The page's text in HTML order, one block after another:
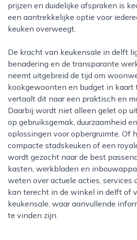
prijzen en duidelijke afspraken is
een aantrekkelijke optie voor
keuken overweegt.
De kracht van keukensale in delft ligt in de persoonlijke
benadering en de transparante
neemt uitgebreid de tijd om
kookgewoonten en budget in kaart
vertaalt dit naar een praktisch en
Daarbij wordt niet alleen gelet op
op gebruiksgemak, duurzaamheid
oplossingen voor opbergruimte. Of
compacte stadskeuken of een
wordt gezocht naar de best
kasten, werkbladen en
weten over actuele acties, services
kan terecht in de winkel in delft of
keukensale, waar aanvullende
te vinden zijn.